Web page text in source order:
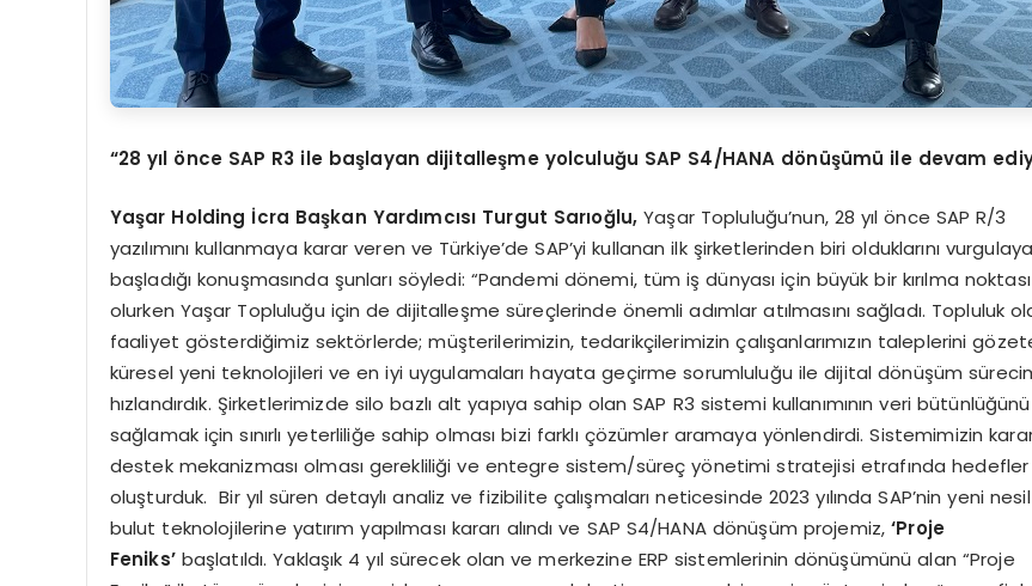
“28 yıl önce SAP R3 ile başlayan dijitalleşme yolculuğu SAP S4/HANA dönüşümü ile devam
Yaşar Holding İcra Başkan Yardımcısı Turgut Sarıoğlu, Yaşar Topluluğu’nun, 28 yıl önce SAP R/3
yazılımını kullanmaya karar veren ve Türkiye’de SAP’yi kullanan ilk şirketlerinden biri olduklarını
başladığı konuşmasında şunları söyledi: “Pandemi dönemi, tüm iş dünyası için büyük bir kırılma noktası
olurken Yaşar Topluluğu için de dijitalleşme süreçlerinde önemli adımlar atılmasını sağladı. Topluluk
faaliyet gösterdiğimiz sektörlerde; müşterilerimizin, tedarikçilerimizin çalışanlarımızın taleplerini
küresel yeni teknolojileri ve en iyi uygulamaları hayata geçirme sorumluluğu ile dijital dönüşüm
hızlandırdık. Şirketlerimizde silo bazlı alt yapıya sahip olan SAP R3 sistemi kullanımının veri bütünlüğünü
sağlamak için sınırlı yeterliliğe sahip olması bizi farklı çözümler aramaya yönlendirdi. Sistemimizin
destek mekanizması olması gerekliliği ve entegre sistem/süreç yönetimi stratejisi etrafında hedefler
oluşturduk. Bir yıl süren detaylı analiz ve fizibilite çalışmaları neticesinde 2023 yılında SAP’nin yeni nesil
bulut teknolojilerine yatırım yapılması kararı alındı ve SAP S4/HANA dönüşüm projemiz,‘Proje
Feniks’başlatıldı. Yaklaşık 4 yıl sürecek olan ve merkezine ERP sistemlerinin dönüşümünü alan “Proje